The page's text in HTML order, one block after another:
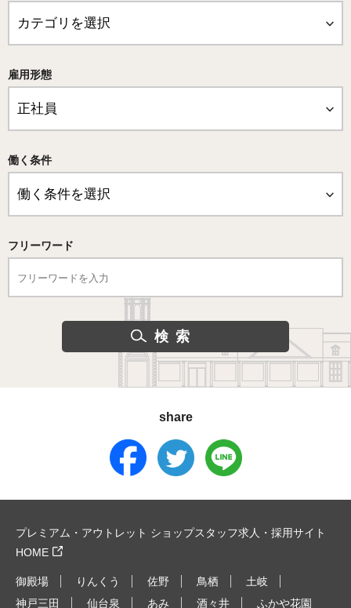
雇用形態
働く条件
フリーワード
share
プレミアム・アウトレット ショップスタッフ求人・採用サイト
HOME
御殿場 りんくう 佐野 鳥栖
土岐
神戸三田
仙台泉 あみ 酒々井 ふかや花園